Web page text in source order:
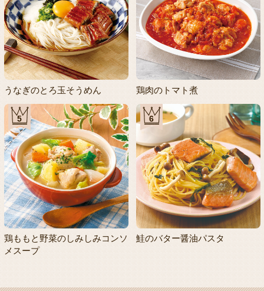
うなぎのとろ玉そうめん 鶏肉のトマト煮
5
鶏ももと野菜のしみしみコンソ
メスープ
6
鮭のバター醤油パスタ